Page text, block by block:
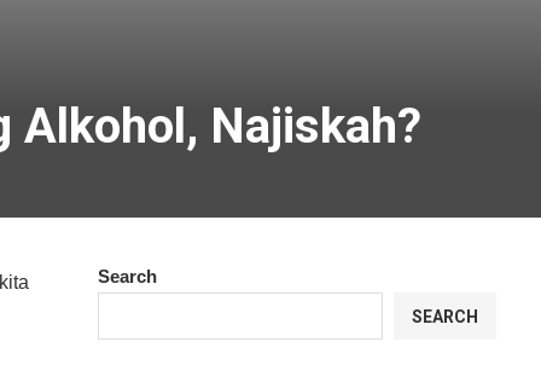
Alkohol, Najiskah?
Search
SEARCH